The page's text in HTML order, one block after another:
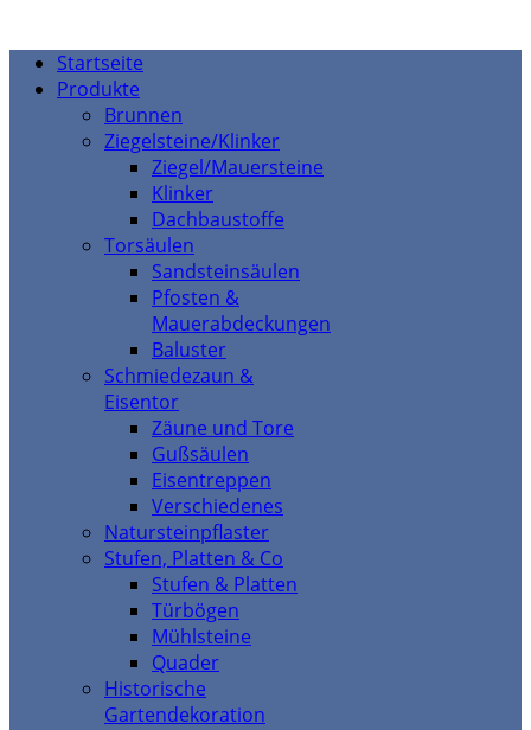
Startseite
Produkte
Brunnen
Ziegelsteine/Klinker
Ziegel/Mauersteine
Klinker
Dachbaustoffe
Torsäulen
Sandsteinsäulen
Pfosten &
Mauerabdeckungen
Baluster
Schmiedezaun &
Eisentor
Zäune und Tore
Gußsäulen
Eisentreppen
Verschiedenes
Natursteinpflaster
Stufen, Platten & Co
Stufen & Platten
Türbögen
Mühlsteine
Quader
Historische
Gartendekoration